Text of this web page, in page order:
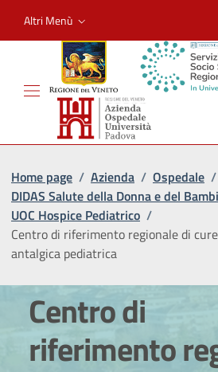
Altri Menù
Home page / Azienda / Ospedale /
DIDAS Salute della Donna e del
UOC Hospice Pediatrico /
Centro di riferimento regionale di
antalgica pediatrica
Centro di
riferimento